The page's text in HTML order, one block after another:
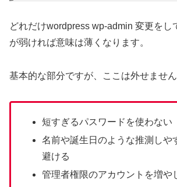
どれだけwordpress wp-admin 変更をし
が弱ければ意味は薄くなります。
基本的な部分ですが、ここは外せません
短すぎるパスワードを使わない
名前や誕生日のような推測しや
避ける
管理者権限のアカウントを増や